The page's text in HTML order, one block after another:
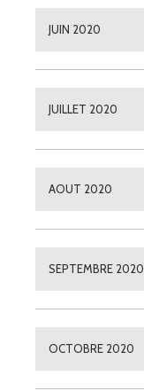
JUIN 2020
JUILLET 2020
AOUT 2020
SEPTEMBRE 2020
OCTOBRE 2020